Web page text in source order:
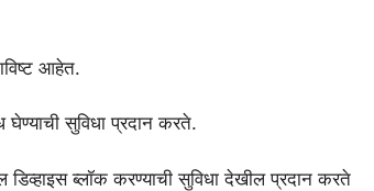
आहेत.
घेण्याची सुविधा प्रदान करते.
ब्लॉक करण्याची सुविधा देखील प्रदान करते